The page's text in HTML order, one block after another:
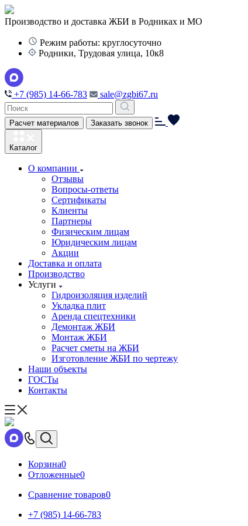
Производство и доставка ЖБИ в Родниках и МО
Режим работы: круглосуточно
Родники, Трудовая улица, 10к8
+7 (985) 14-66-783 sale@zgbi67.ru
Расчет материалов Заказать звонок
Каталог
О компании
Отзывы
Вопросы-ответы
Сертификаты
Клиенты
Партнеры
Физическим лицам
Юридическим лицам
Акции
Доставка и оплата
Производство
Услуги
Гидроизоляция изделий
Укладка плит
Аренда спецтехники
Демонтаж ЖБИ
Монтаж ЖБИ
Расчет сметы на ЖБИ
Изготовление ЖБИ по чертежу
Наши объекты
ГОСТы
Контакты
Корзина0
Отложенные0
Сравнение товаров0
+7 (985) 14-66-783